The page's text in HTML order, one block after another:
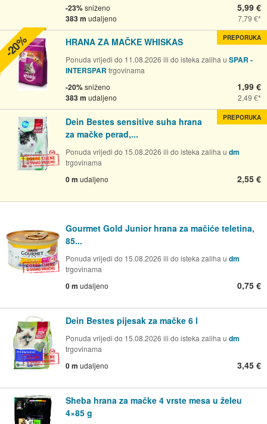
-23%sniženo
383 m udaljeno
5,99 €
7,79 €
HRANA ZA MAČKE WHISKAS
Ponuda vrijedi do 11.08.2026 ili do isteka zaliha u SPAR -
INTERSPAR trgovinama
-20%sniženo
383 m udaljeno
1,99 €
2,49 €
PREPORUKA
-20%
Dein Bestes sensitive suha hrana
za mačke perad,...
Ponuda vrijedi do 15.08.2026 ili do isteka zaliha u dm
trgovinama
0 m udaljeno 2,55 €
PREPORUKA
Gourmet Gold Junior hrana za mačiće teletina,
85...
Ponuda vrijedi do 15.08.2026 ili do isteka zaliha u dm
trgovinama
0 m udaljeno 0,75 €
Dein Bestes pijesak za mačke 6 l
Ponuda vrijedi do 15.08.2026 ili do isteka zaliha u dm
trgovinama
0 m udaljeno 3,45 €
Sheba hrana za mačke 4 vrste mesa u želeu
4×85 g